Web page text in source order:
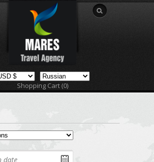
Shopping Cart (0)